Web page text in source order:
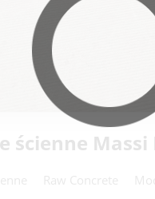
ścienne Massi